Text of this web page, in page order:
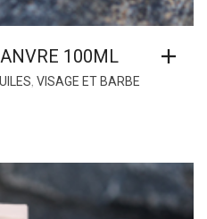
100ML
VISAGE ET BARBE